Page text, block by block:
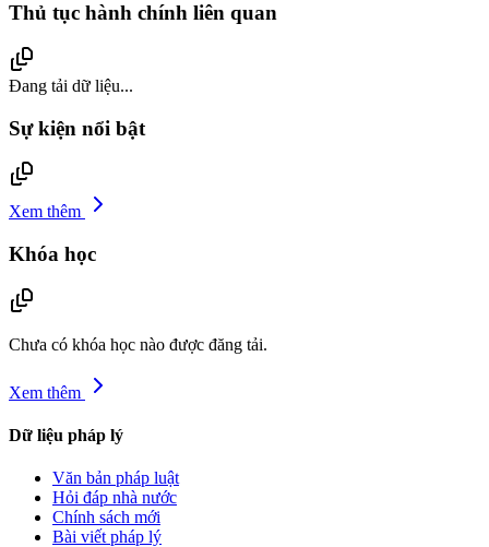
Thủ tục hành chính liên quan
Đang tải dữ liệu...
Sự kiện nổi bật
Xem thêm
Khóa học
Chưa có khóa học nào được đăng tải.
Xem thêm
Dữ liệu pháp lý
Văn bản pháp luật
Hỏi đáp nhà nước
Chính sách mới
Bài viết pháp lý